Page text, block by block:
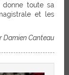
toute sa
et les
Damien Canteau